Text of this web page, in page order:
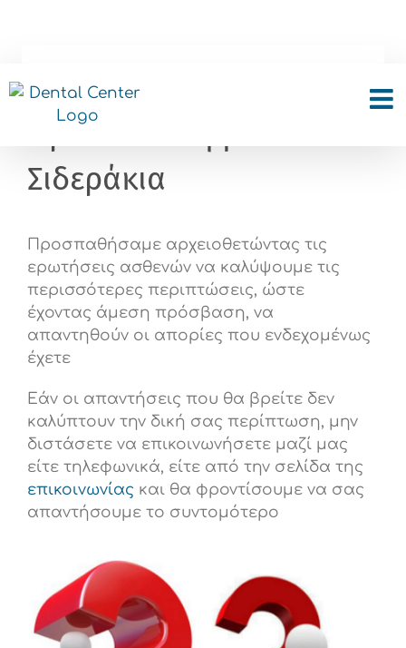
Ερωτήσεις για
Ορθοδοντική με
Σιδεράκια
Προσπαθήσαμε αρχειοθετώντας τις
ερωτήσεις ασθενών να καλύψουμε τις
περισσότερες περιπτώσεις, ώστε
έχοντας άμεση πρόσβαση, να
απαντηθούν οι απορίες που ενδεχομένως
έχετε
Εάν οι απαντήσεις που θα βρείτε δεν
καλύπτουν την δική σας περίπτωση, μην
διστάσετε να επικοινωνήσετε μαζί μας
είτε τηλεφωνικά, είτε από την σελίδα της
επικοινωνίας και θα φροντίσουμε να σας
απαντήσουμε το συντομότερο